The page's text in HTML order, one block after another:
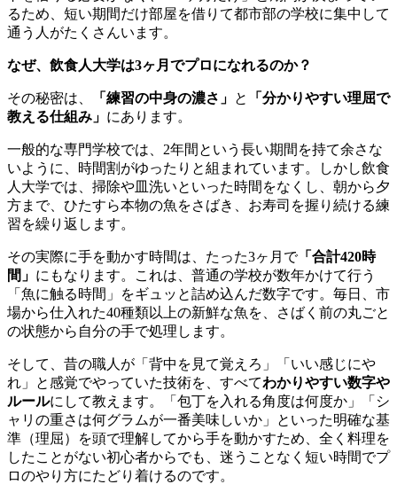
るため、短い期間だけ部屋を借りて都市部の学校に集中して
通う人がたくさんいます。
なぜ、飲食人大学は3ヶ月でプロになれるのか？
その秘密は、 「練習の中身の濃さ」 と
「分かりやすい理屈で
教える仕組み」 にあります。
一般的な専門学校では、2年間という長い期間を持て余さな
いように、時間割がゆったりと組まれています。しかし飲食
人大学では、掃除や皿洗いといった時間をなくし、朝から夕
方まで、ひたすら本物の魚をさばき、お寿司を握り続ける練
習を繰り返します。
その実際に手を動かす時間は、たった3ヶ月で「合計420時
間」 にもなります。これは、普通の学校が数年かけて行う
「魚に触る時間」をギュッと詰め込んだ数字です。毎日、市
場から仕入れた40種類以上の新鮮な魚を、さばく前の丸ごと
の状態から自分の手で処理します。
そして、昔の職人が「背中を見て覚えろ」「いい感じにや
れ」と感覚でやっていた技術を、すべてわかりやすい数字や
ルールにして教えます。「包丁を入れる角度は何度か」「シ
ャリの重さは何グラムが一番美味しいか」といった明確な基
準（理屈）を頭で理解してから手を動かすため、全く料理を
したことがない初心者からでも、迷うことなく短い時間でプ
ロのやり方にたどり着けるのです。